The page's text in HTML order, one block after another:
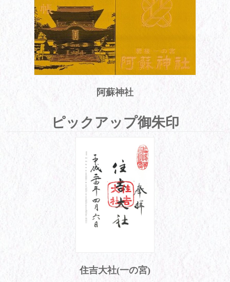
阿蘇神社
ピックアップ御朱印
住吉大社(一の宮)